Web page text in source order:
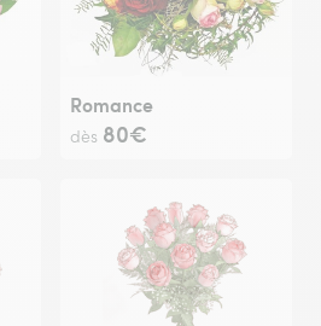
Romance
dès 80€